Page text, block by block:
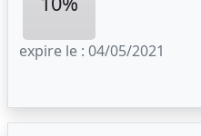
expire le : 04/05/2021